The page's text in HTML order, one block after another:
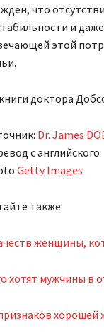
что
и
этой
доктора
Dr. James
с английского
Getty Images
также:
женщины,
хотят мужчины в